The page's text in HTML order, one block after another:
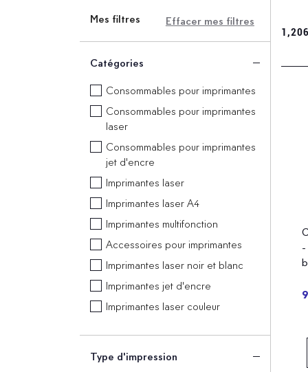
Mes filtres Effacer mes filtres
Catégories
Consommables pour imprimantes
Consommables pour imprimantes
laser
Consommables pour imprimantes
jet d'encre
Imprimantes laser
Imprimantes laser A4
Imprimantes multifonction
Accessoires pour imprimantes
Imprimantes laser noir et blanc
Imprimantes jet d'encre
Imprimantes laser couleur
Type d'impression
-